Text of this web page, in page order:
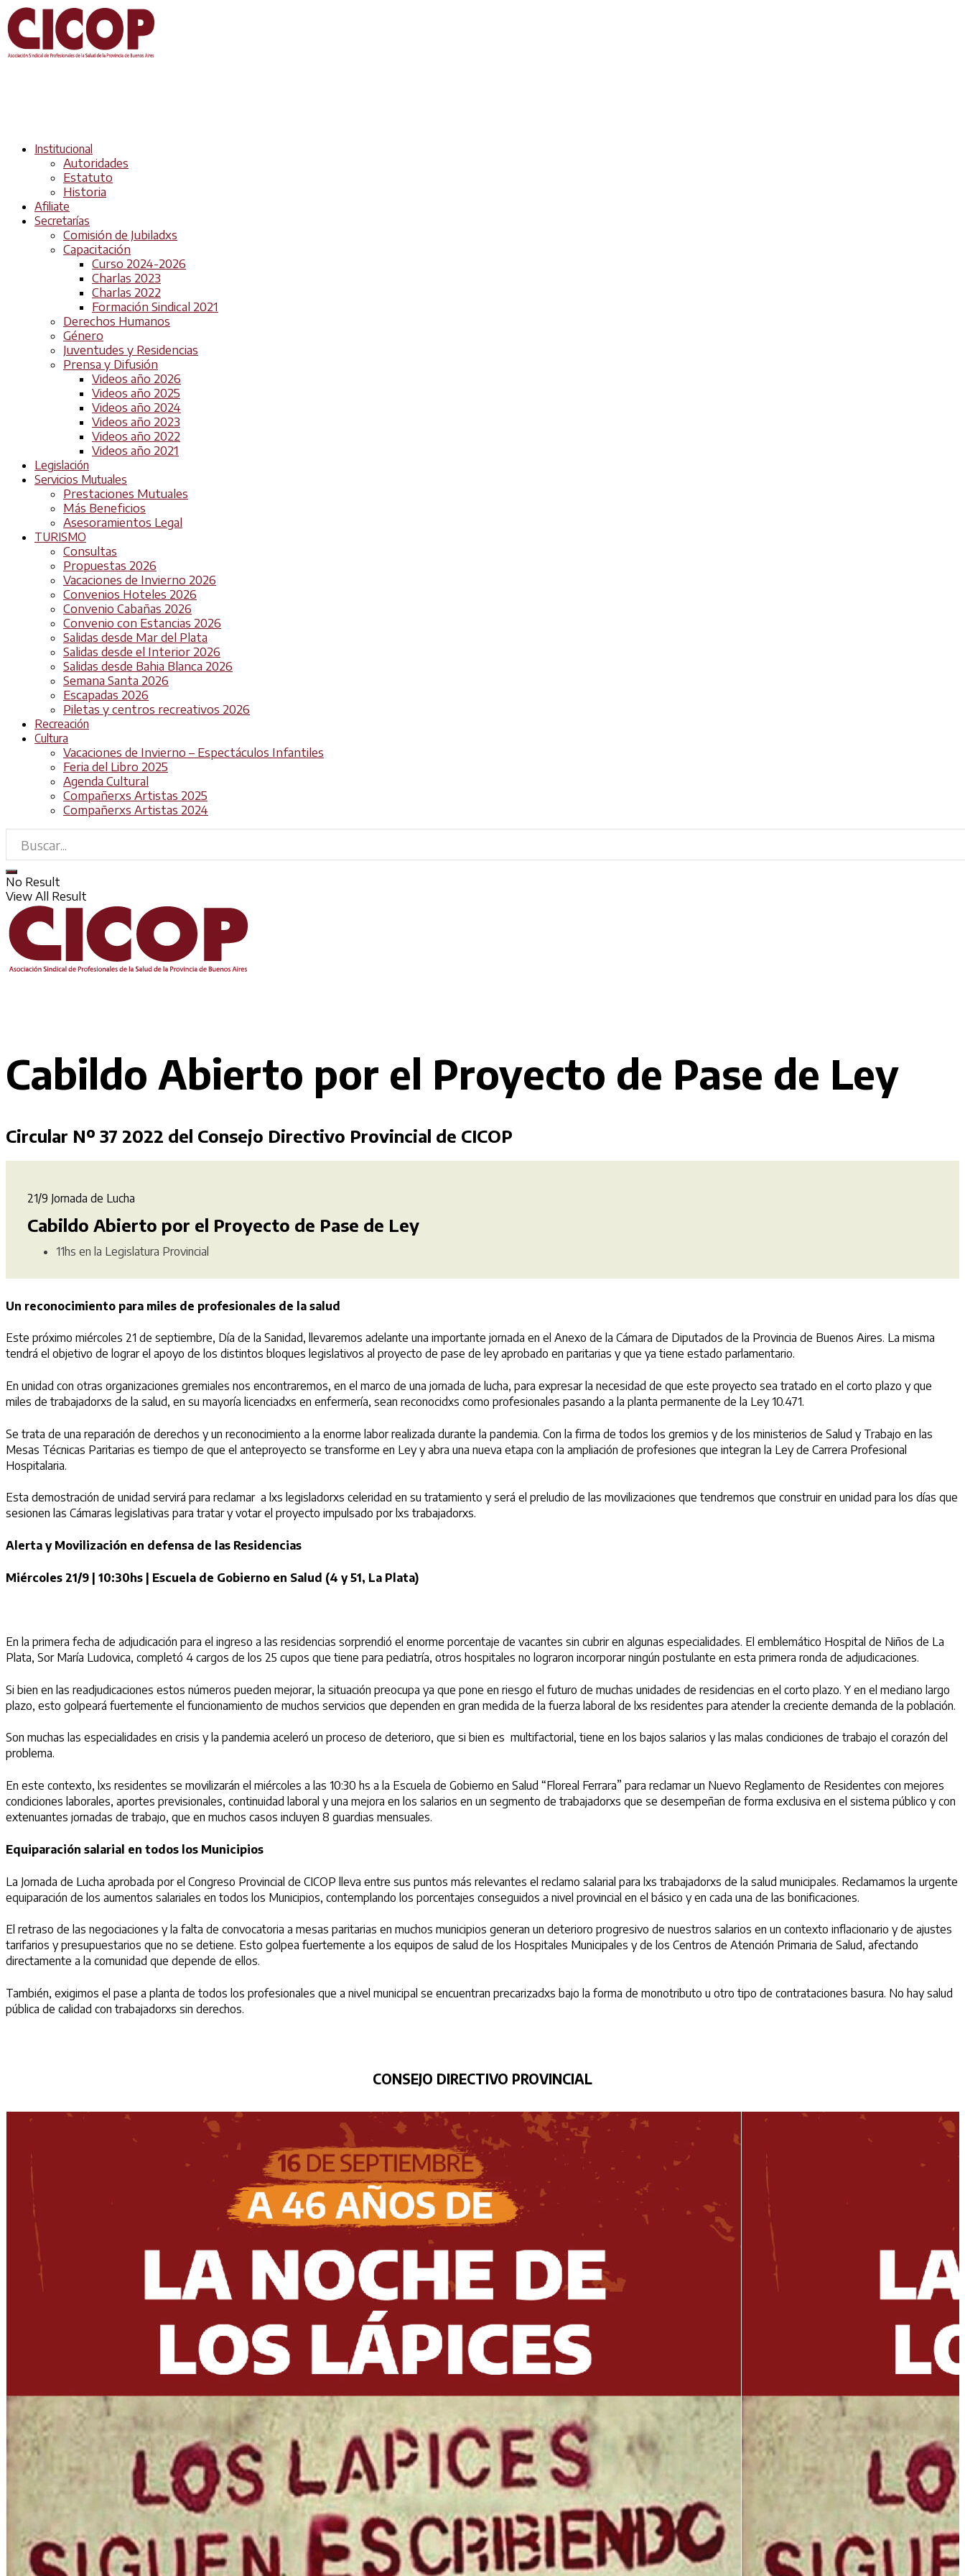
Institucional
Autoridades
Estatuto
Historia
Afiliate
Secretarías
Comisión de Jubiladxs
Capacitación
Curso 2024-2026
Charlas 2023
Charlas 2022
Formación Sindical 2021
Derechos Humanos
Género
Juventudes y Residencias
Prensa y Difusión
Videos año 2026
Videos año 2025
Videos año 2024
Videos año 2023
Videos año 2022
Videos año 2021
Legislación
Servicios Mutuales
Prestaciones Mutuales
Más Beneficios
Asesoramientos Legal
TURISMO
Consultas
Propuestas 2026
Vacaciones de Invierno 2026
Convenios Hoteles 2026
Convenio Cabañas 2026
Convenio con Estancias 2026
Salidas desde Mar del Plata
Salidas desde el Interior 2026
Salidas desde Bahia Blanca 2026
Semana Santa 2026
Escapadas 2026
Piletas y centros recreativos 2026
Recreación
Cultura
Vacaciones de Invierno – Espectáculos Infantiles
Feria del Libro 2025
Agenda Cultural
Compañerxs Artistas 2025
Compañerxs Artistas 2024
No Result
View All Result
Cabildo Abierto por el Proyecto de Pase de Ley
Circular Nº 37 2022 del Consejo Directivo Provincial de CICOP
21/9 Jornada de Lucha
Cabildo Abierto por el Proyecto de Pase de Ley
11hs en la Legislatura Provincial
Un reconocimiento para miles de profesionales de la salud
Este próximo miércoles 21 de septiembre, Día de la Sanidad, llevaremos adelante una importante jornada en el Anexo de la Cámara de Diputados de la Provincia de Buenos Aires. La misma
tendrá el objetivo de lograr el apoyo de los distintos bloques legislativos al proyecto de pase de ley aprobado en paritarias y que ya tiene estado parlamentario.
En unidad con otras organizaciones gremiales nos encontraremos, en el marco de una jornada de lucha, para expresar la necesidad de que este proyecto sea tratado en el corto plazo y que
miles de trabajadorxs de la salud, en su mayoría licenciadxs en enfermería, sean reconocidxs como profesionales pasando a la planta permanente de la Ley 10.471.
Se trata de una reparación de derechos y un reconocimiento a la enorme labor realizada durante la pandemia. Con la firma de todos los gremios y de los ministerios de Salud y Trabajo en las
Mesas Técnicas Paritarias es tiempo de que el anteproyecto se transforme en Ley y abra una nueva etapa con la ampliación de profesiones que integran la Ley de Carrera Profesional
Hospitalaria.
Esta demostración de unidad servirá para reclamar a lxs legisladorxs celeridad en su tratamiento y será el preludio de las movilizaciones que tendremos que construir en unidad para los días que
sesionen las Cámaras legislativas para tratar y votar el proyecto impulsado por lxs trabajadorxs.
Alerta y Movilización en defensa de las Residencias
Miércoles 21/9 | 10:30hs | Escuela de Gobierno en Salud (4 y 51, La Plata)
En la primera fecha de adjudicación para el ingreso a las residencias sorprendió el enorme porcentaje de vacantes sin cubrir en algunas especialidades. El emblemático Hospital de Niños de La
Plata, Sor María Ludovica, completó 4 cargos de los 25 cupos que tiene para pediatría, otros hospitales no lograron incorporar ningún postulante en esta primera ronda de adjudicaciones.
Si bien en las readjudicaciones estos números pueden mejorar, la situación preocupa ya que pone en riesgo el futuro de muchas unidades de residencias en el corto plazo. Y en el mediano largo
plazo, esto golpeará fuertemente el funcionamiento de muchos servicios que dependen en gran medida de la fuerza laboral de lxs residentes para atender la creciente demanda de la población.
Son muchas las especialidades en crisis y la pandemia aceleró un proceso de deterioro, que si bien es multifactorial, tiene en los bajos salarios y las malas condiciones de trabajo el corazón del
problema.
En este contexto, lxs residentes se movilizarán el miércoles a las 10:30 hs a la Escuela de Gobierno en Salud “Floreal Ferrara” para reclamar un Nuevo Reglamento de Residentes con mejores
condiciones laborales, aportes previsionales, continuidad laboral y una mejora en los salarios en un segmento de trabajadorxs que se desempeñan de forma exclusiva en el sistema público y con
extenuantes jornadas de trabajo, que en muchos casos incluyen 8 guardias mensuales.
Equiparación salarial en todos los Municipios
La Jornada de Lucha aprobada por el Congreso Provincial de CICOP lleva entre sus puntos más relevantes el reclamo salarial para lxs trabajadorxs de la salud municipales. Reclamamos la urgente
equiparación de los aumentos salariales en todos los Municipios, contemplando los porcentajes conseguidos a nivel provincial en el básico y en cada una de las bonificaciones.
El retraso de las negociaciones y la falta de convocatoria a mesas paritarias en muchos municipios generan un deterioro progresivo de nuestros salarios en un contexto inflacionario y de ajustes
tarifarios y presupuestarios que no se detiene. Esto golpea fuertemente a los equipos de salud de los Hospitales Municipales y de los Centros de Atención Primaria de Salud, afectando
directamente a la comunidad que depende de ellos.
También, exigimos el pase a planta de todos los profesionales que a nivel municipal se encuentran precarizadxs bajo la forma de monotributo u otro tipo de contrataciones basura. No hay salud
pública de calidad con trabajadorxs sin derechos.
CONSEJO DIRECTIVO PROVINCIAL